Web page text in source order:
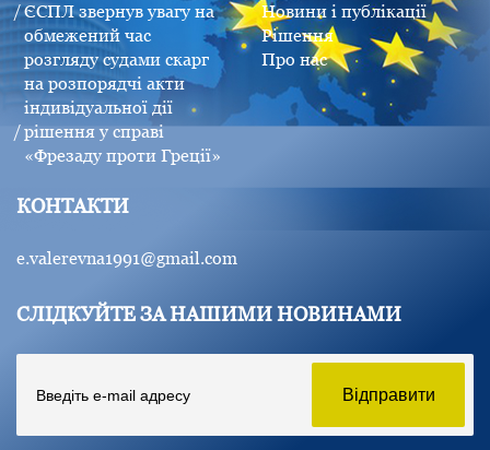
ЄСПЛ звернув увагу на
обмежений час
розгляду судами скарг
на розпорядчі акти
індивідуальної дії
рішення у справі
«Фрезаду проти Греції»
Новини і публікації
Рішення
Про нас
КОНТАКТИ
e.valerevna1991@gmail.com
СЛІДКУЙТЕ ЗА НАШИМИ НОВИНАМИ